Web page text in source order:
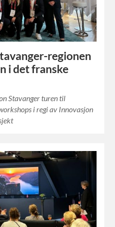
regionen
i det franske
Stavanger turen til
i regi av Innovasjon